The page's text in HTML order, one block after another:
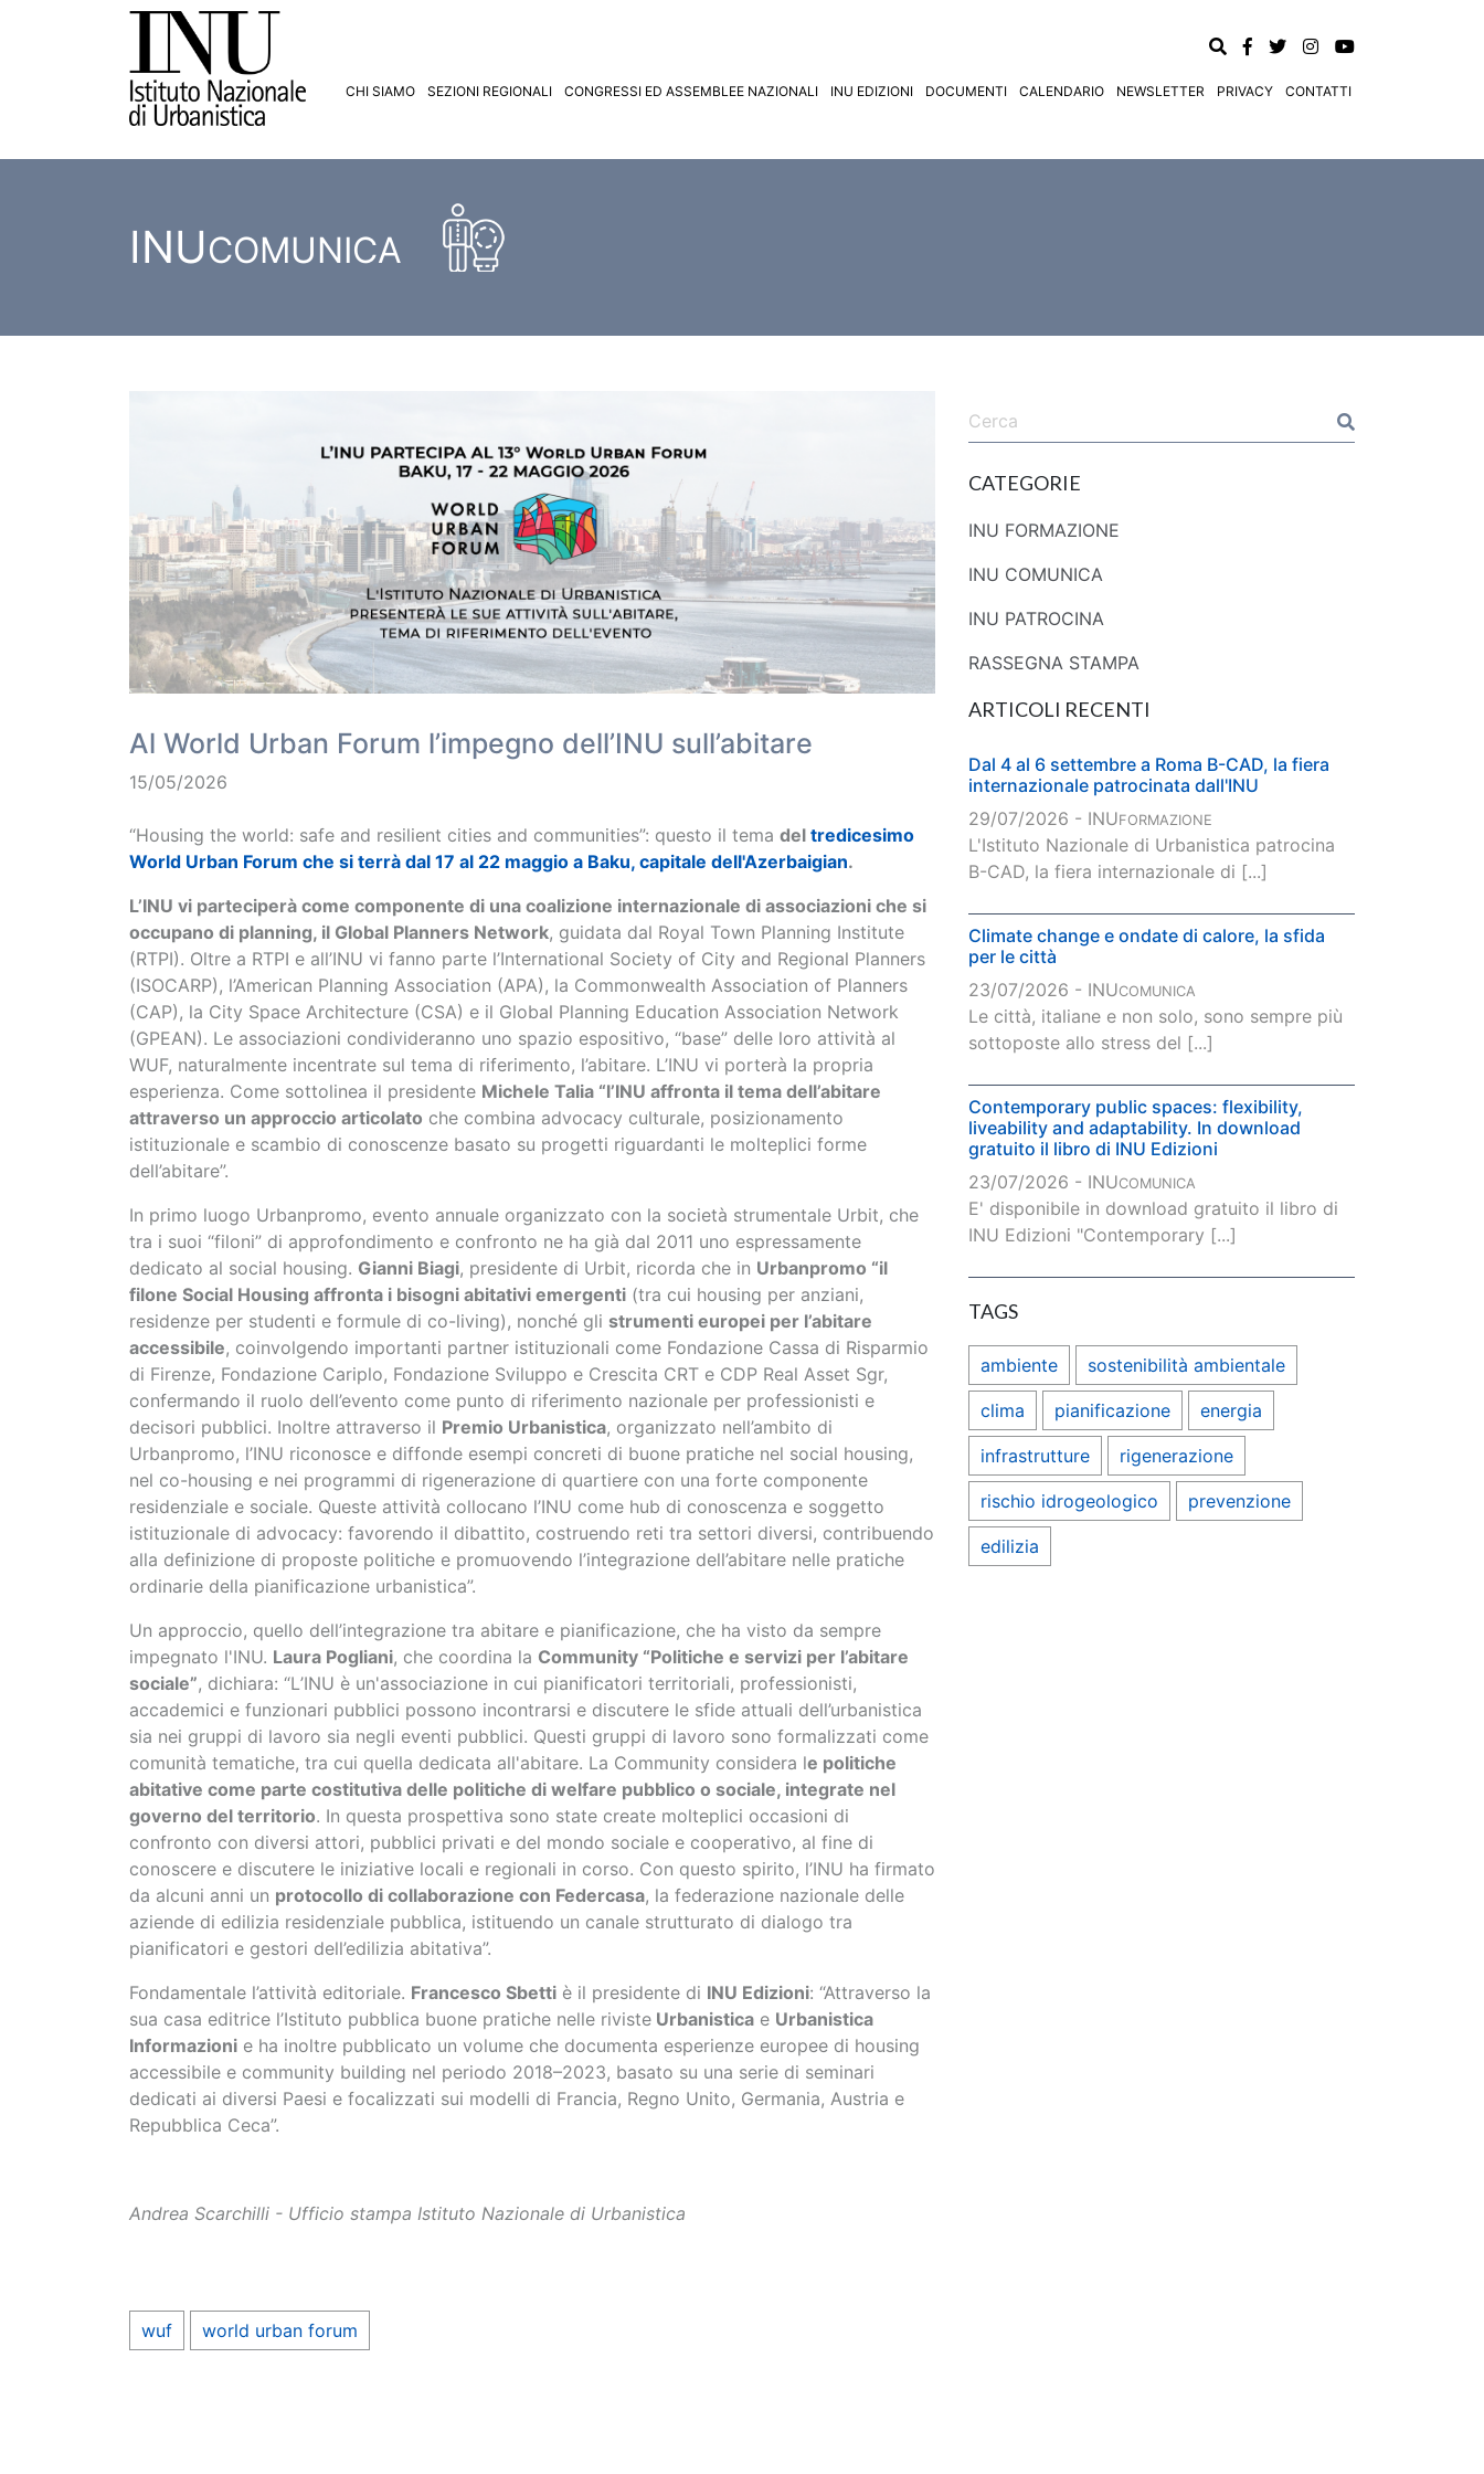
CHI SIAMO SEZIONI REGIONALI CONGRESSI ED ASSEMBLEE NAZIONALI INU EDIZIONI DOCUMENTI CALENDARIO NEWSLETTER PRIVACY CONTATTI
INUCOMUNICA
Al World Urban Forum l’impegno dell’INU sull’abitare
15/05/2026
“Housing the world: safe and resilient cities and communities”: questo il tema del tredicesimo
World Urban Forum che si terrà dal 17 al 22 maggio a Baku, capitale dell'Azerbaigian.
L’INU vi parteciperà come componente di una coalizione internazionale di associazioni che si
occupano di planning, il Global Planners Network, guidata dal Royal Town Planning Institute
(RTPI). Oltre a RTPI e all’INU vi fanno parte l’International Society of City and Regional Planners
(ISOCARP), l’American Planning Association (APA), la Commonwealth Association of Planners
(CAP), la City Space Architecture (CSA) e il Global Planning Education Association Network
(GPEAN). Le associazioni condivideranno uno spazio espositivo, “base” delle loro attività al
WUF, naturalmente incentrate sul tema di riferimento, l’abitare. L’INU vi porterà la propria
esperienza. Come sottolinea il presidente Michele Talia “l’INU affronta il tema dell’abitare
attraverso un approccio articolato che combina advocacy culturale, posizionamento
istituzionale e scambio di conoscenze basato su progetti riguardanti le molteplici forme
dell’abitare”.
In primo luogo Urbanpromo, evento annuale organizzato con la società strumentale Urbit, che
tra i suoi “filoni” di approfondimento e confronto ne ha già dal 2011 uno espressamente
dedicato al social housing. Gianni Biagi, presidente di Urbit, ricorda che in Urbanpromo “il
filone Social Housing affronta i bisogni abitativi emergenti (tra cui housing per anziani,
residenze per studenti e formule di co-living), nonché gli strumenti europei per l’abitare
accessibile, coinvolgendo importanti partner istituzionali come Fondazione Cassa di Risparmio
di Firenze, Fondazione Cariplo, Fondazione Sviluppo e Crescita CRT e CDP Real Asset Sgr,
confermando il ruolo dell’evento come punto di riferimento nazionale per professionisti e
decisori pubblici. Inoltre attraverso il Premio Urbanistica, organizzato nell’ambito di
Urbanpromo, l’INU riconosce e diffonde esempi concreti di buone pratiche nel social housing,
nel co-housing e nei programmi di rigenerazione di quartiere con una forte componente
residenziale e sociale. Queste attività collocano l’INU come hub di conoscenza e soggetto
istituzionale di advocacy: favorendo il dibattito, costruendo reti tra settori diversi, contribuendo
alla definizione di proposte politiche e promuovendo l’integrazione dell’abitare nelle pratiche
ordinarie della pianificazione urbanistica”.
Un approccio, quello dell’integrazione tra abitare e pianificazione, che ha visto da sempre
impegnato l'INU. Laura Pogliani, che coordina la Community “Politiche e servizi per l’abitare
sociale”, dichiara: “L’INU è un'associazione in cui pianificatori territoriali, professionisti,
accademici e funzionari pubblici possono incontrarsi e discutere le sfide attuali dell’urbanistica
sia nei gruppi di lavoro sia negli eventi pubblici. Questi gruppi di lavoro sono formalizzati come
comunità tematiche, tra cui quella dedicata all'abitare. La Community considera le politiche
abitative come parte costitutiva delle politiche di welfare pubblico o sociale, integrate nel
governo del territorio. In questa prospettiva sono state create molteplici occasioni di
confronto con diversi attori, pubblici privati e del mondo sociale e cooperativo, al fine di
conoscere e discutere le iniziative locali e regionali in corso. Con questo spirito, l’INU ha firmato
da alcuni anni un protocollo di collaborazione con Federcasa, la federazione nazionale delle
aziende di edilizia residenziale pubblica, istituendo un canale strutturato di dialogo tra
pianificatori e gestori dell’edilizia abitativa”.
Fondamentale l’attività editoriale. Francesco Sbetti è il presidente di INU Edizioni: “Attraverso la
sua casa editrice l’Istituto pubblica buone pratiche nelle riviste Urbanistica e Urbanistica
Informazioni e ha inoltre pubblicato un volume che documenta esperienze europee di housing
accessibile e community building nel periodo 2018–2023, basato su una serie di seminari
dedicati ai diversi Paesi e focalizzati sui modelli di Francia, Regno Unito, Germania, Austria e
Repubblica Ceca”.
Andrea Scarchilli - Ufficio stampa Istituto Nazionale di Urbanistica
wuf world urban forum
CATEGORIE
INU FORMAZIONE
INU COMUNICA
INU PATROCINA
RASSEGNA STAMPA
ARTICOLI RECENTI
Dal 4 al 6 settembre a Roma B-CAD, la fiera
internazionale patrocinata dall'INU
29/07/2026 - INUFORMAZIONE
L'Istituto Nazionale di Urbanistica patrocina
B-CAD, la fiera internazionale di [...]
Climate change e ondate di calore, la sfida
per le città
23/07/2026 - INUCOMUNICA
Le città, italiane e non solo, sono sempre più
sottoposte allo stress del [...]
Contemporary public spaces: flexibility,
liveability and adaptability. In download
gratuito il libro di INU Edizioni
23/07/2026 - INUCOMUNICA
E' disponibile in download gratuito il libro di
INU Edizioni "Contemporary [...]
TAGS
ambiente sostenibilità ambientale
clima pianificazione energia
infrastrutture rigenerazione
rischio idrogeologico prevenzione
edilizia